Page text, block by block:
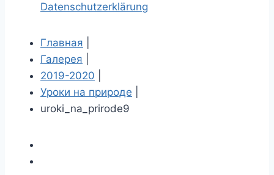
Datenschutzerklärung
Главная
Галерея
2019-2020
Уроки на природе
uroki_na_prirode9